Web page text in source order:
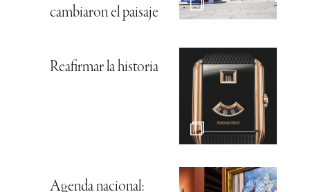
cambiaron el paisaje
Reafirmar la historia
Agenda nacional: